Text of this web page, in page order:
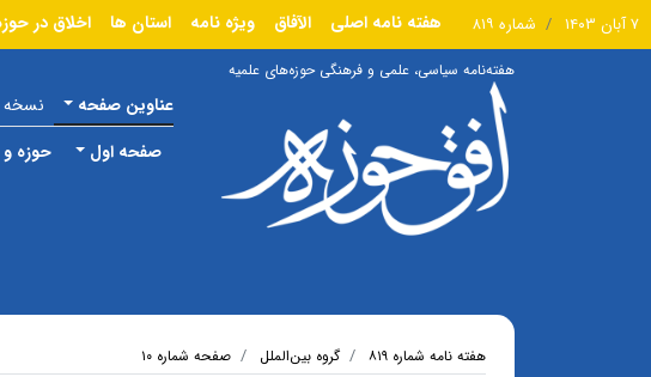
۷ آبان ۱۴۰۳ شماره ۸۱۹ هفته نامه اصلی الآفاق ویژه نامه استان ها اخلاق در
هفته‌نامه سیاسی، علمی و فرهنگی حوزه‌های علمیه
عناوین صفحه نسخه Pdf
صفحه اول حوزه
هفته نامه شماره ۸۱۹ گروه بین‌الملل صفحه شماره ۱۰